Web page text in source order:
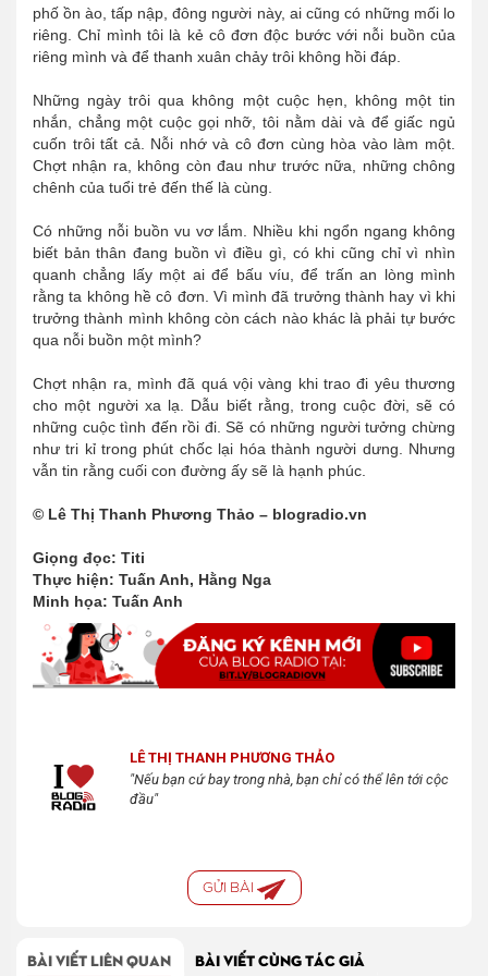
phố ồn ào, tấp nập, đông người này, ai cũng có những mối lo
riêng. Chỉ mình tôi là kẻ cô đơn độc bước với nỗi buồn của
riêng mình và để thanh xuân chảy trôi không hồi đáp.
Những ngày trôi qua không một cuộc hẹn, không một tin
nhắn, chẳng một cuộc gọi nhỡ, tôi nằm dài và để giấc ngủ
cuốn trôi tất cả. Nỗi nhớ và cô đơn cùng hòa vào làm một.
Chợt nhận ra, không còn đau như trước nữa, những chông
chênh của tuổi trẻ đến thế là cùng.
Có những nỗi buồn vu vơ lắm. Nhiều khi ngổn ngang không
biết bản thân đang buồn vì điều gì, có khi cũng chỉ vì nhìn
quanh chẳng lấy một ai để bấu víu, để trấn an lòng mình
rằng ta không hề cô đơn. Vì mình đã trưởng thành hay vì khi
trưởng thành mình không còn cách nào khác là phải tự bước
qua nỗi buồn một mình?
Chợt nhận ra, mình đã quá vội vàng khi trao đi yêu thương
cho một người xa lạ. Dẫu biết rằng, trong cuộc đời, sẽ có
những cuộc tình đến rồi đi. Sẽ có những người tưởng chừng
như tri kỉ trong phút chốc lại hóa thành người dưng. Nhưng
vẫn tin rằng cuối con đường ấy sẽ là hạnh phúc.
© Lê Thị Thanh Phương Thảo – blogradio.vn
Giọng đọc: Titi
Thực hiện: Tuấn Anh, Hằng Nga
Minh họa: Tuấn Anh
LÊ THỊ THANH PHƯƠNG THẢO
"Nếu bạn cứ bay trong nhà, bạn chỉ có thể lên tới cộc
đầu"
GỬI BÀI
BÀI VIẾT LIÊN QUAN BÀI VIẾT CÙNG TÁC GIẢ